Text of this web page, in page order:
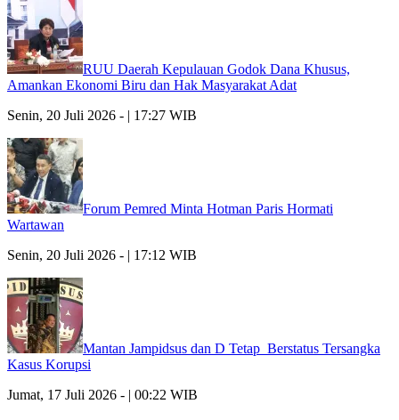
RUU Daerah Kepulauan Godok Dana Khusus,
Amankan Ekonomi Biru dan Hak Masyarakat Adat
Senin, 20 Juli 2026 - | 17:27 WIB
Forum Pemred Minta Hotman Paris Hormati
Wartawan
Senin, 20 Juli 2026 - | 17:12 WIB
Mantan Jampidsus dan D Tetap Berstatus Tersangka
Kasus Korupsi
Jumat, 17 Juli 2026 - | 00:22 WIB